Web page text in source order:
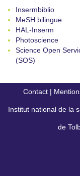
Insermbiblio
MeSH bilingue
HAL-Inserm
Photoscience
Science Open
(SOS)
Contact |
Institut national de la
de